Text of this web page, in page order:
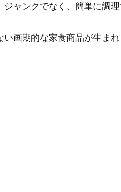
ジャンクでなく、簡単に調
い画期的な家食商品が生まれ